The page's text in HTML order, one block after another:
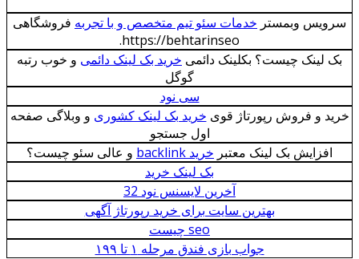
سرویس وبمستر خدمات سئو تیم متخصص و با تجربه فروشگاهی
https://behtarinseo.
بک لینک چیست؟ بکلینک دائمی خرید بک لینک دائمی و خوب رتبه
گوگل
سی نود
خرید و فروش رپورتاژ قوی خرید بک لینک کشوری و وبلاگی صفحه
اول جستجو
افزایش بک لینک معتبر خرید backlink
و عالی سئو چیست؟
بک لینک خرید
آخرین لایسنس نود 32
بهترین سایت برای خرید رپورتاژ آگهی
seo چيست
جواب بازی فندق مرحله ۱ تا ۱۹۹